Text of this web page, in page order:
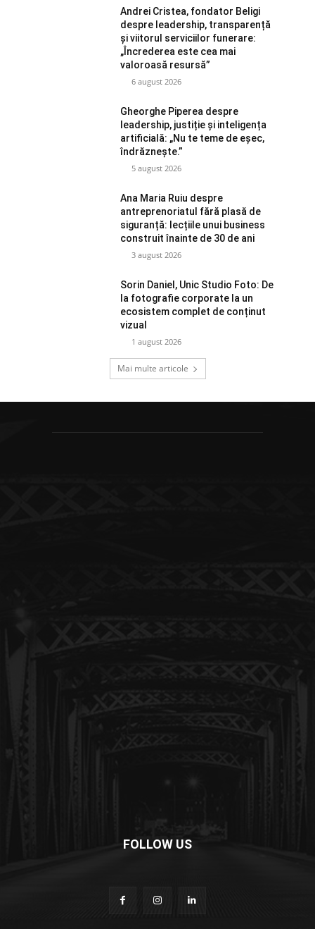
Andrei Cristea, fondator Beligi
despre leadership, transparență
și viitorul serviciilor funerare:
„Încrederea este cea mai
valoroasă resursă”
6 august 2026
Gheorghe Piperea despre
leadership, justiție și inteligența
artificială: „Nu te teme de eșec,
îndrăznește.”
5 august 2026
Ana Maria Ruiu despre
antreprenoriatul fără plasă de
siguranță: lecțiile unui business
construit înainte de 30 de ani
3 august 2026
Sorin Daniel, Unic Studio Foto: De
la fotografie corporate la un
ecosistem complet de conținut
vizual
1 august 2026
Mai multe articole
FOLLOW US